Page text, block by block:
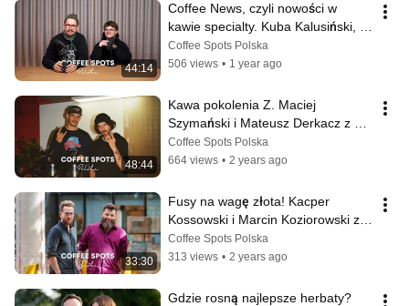
44:14
Coffee News, czyli nowości w
kawie specialty. Kuba Kalusiński,
Guest i Kamil Zalewski, Runty
Roaster
Coffee Spots Polska
506 views • 1 year ago
48:44
Kawa pokolenia Z. Maciej
Szymański i Mateusz Derkacz z
Trigger Roastery
Coffee Spots Polska
664 views • 2 years ago
33:30
Fusy na wagę złota! Kacper
Kossowski i Marcin Koziorowski z
EcoBean
Coffee Spots Polska
313 views • 2 years ago
Gdzie rosną najlepsze herbaty?